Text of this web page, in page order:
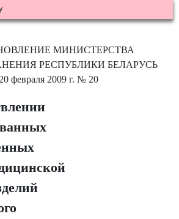
МИНИСТЕРСТВА
РЕСПУБЛИКИ БЕЛАРУСЬ
20 февраля 2009 г. № 20